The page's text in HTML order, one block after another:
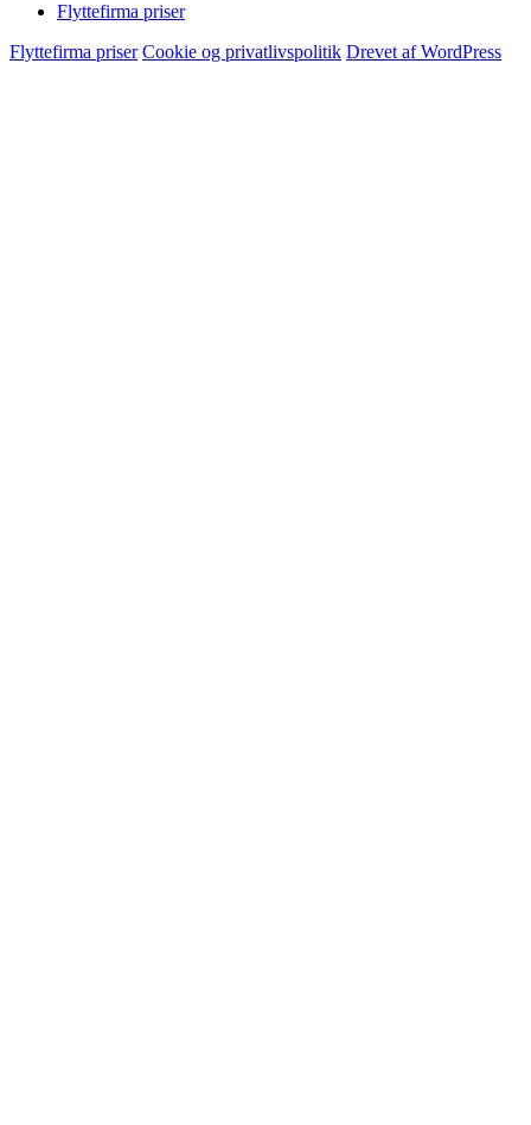
Flyttefirma priser
Flyttefirma priser Cookie og privatlivspolitik Drevet af WordPress